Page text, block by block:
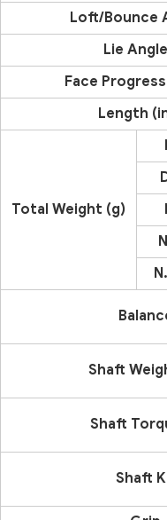
Loft/Bounce
Lie
Face
Length
Total Weight (g)
Shaft
Shaft
Shaft